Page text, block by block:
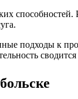
подходы к